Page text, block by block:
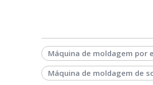
Máquina de moldagem por
Máquina de moldagem de